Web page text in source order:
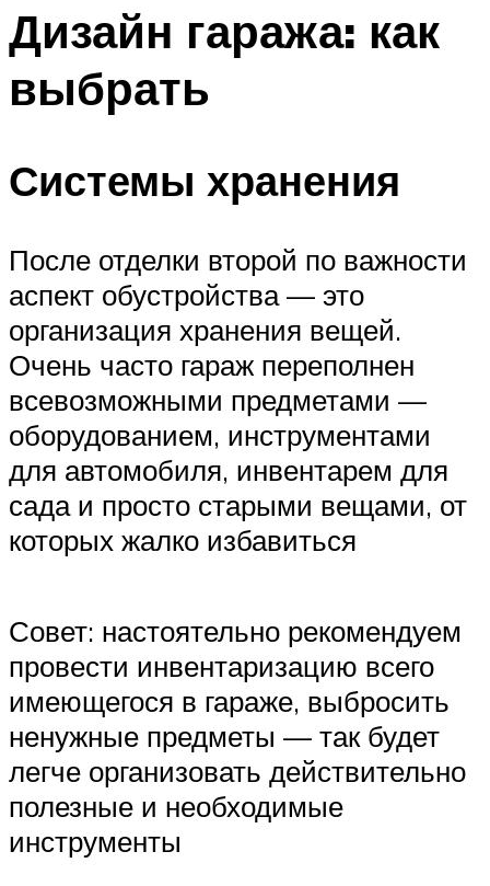
Дизайн гаража: как
выбрать
Системы хранения
После отделки второй по важности
аспект обустройства — это
организация хранения вещей.
Очень часто гараж переполнен
всевозможными предметами —
оборудованием, инструментами
для автомобиля, инвентарем для
сада и просто старыми вещами, от
которых жалко избавиться
Совет: настоятельно рекомендуем
провести инвентаризацию всего
имеющегося в гараже, выбросить
ненужные предметы — так будет
легче организовать действительно
полезные и необходимые
инструменты